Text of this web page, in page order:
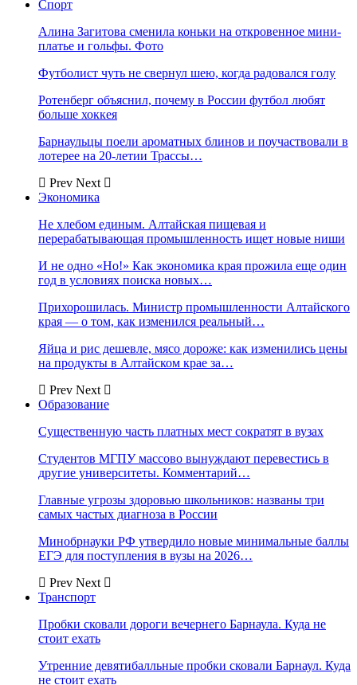
Спорт
Алина Загитова сменила коньки на откровенное мини-
платье и гольфы. Фото
Футболист чуть не свернул шею, когда радовался голу
Ротенберг объяснил, почему в России футбол любят
больше хоккея
Барнаульцы поели ароматных блинов и поучаствовали в
лотерее на 20-летии Трассы…
Prev Next
Экономика
Не хлебом единым. Алтайская пищевая и
перерабатывающая промышленность ищет новые ниши
И не одно «Но!» Как экономика края прожила еще один
год в условиях поиска новых…
Прихорошилась. Министр промышленности Алтайского
края — о том, как изменился реальный…
Яйца и рис дешевле, мясо дороже: как изменились цены
на продукты в Алтайском крае за…
Prev Next
Образование
Существенную часть платных мест сократят в вузах
Студентов МГПУ массово вынуждают перевестись в
другие университеты. Комментарий…
Главные угрозы здоровью школьников: названы три
самых частых диагноза в России
Минобрнауки РФ утвердило новые минимальные баллы
ЕГЭ для поступления в вузы на 2026…
Prev Next
Транспорт
Пробки сковали дороги вечернего Барнаула. Куда не
стоит ехать
Утренние девятибалльные пробки сковали Барнаул. Куда
не стоит ехать